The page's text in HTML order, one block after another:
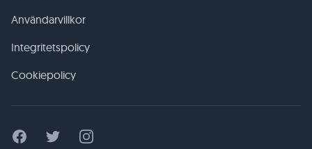
Användarvillkor
Integritetspolicy
Cookiepolicy
FacebookTwitter Instagram